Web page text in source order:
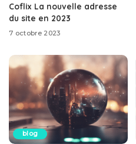
Coflix La nouvelle adresse
du site en 2023
7 octobre 2023
blog